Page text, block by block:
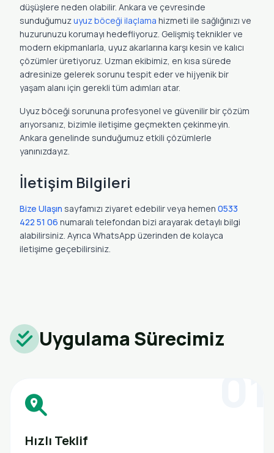
düşüşlere neden olabilir. Ankara ve çevresinde
sunduğumuzuyuz böceği ilaçlama hizmeti ile sağlığınızı ve
huzurunuzu korumayı hedefliyoruz. Gelişmiş teknikler ve
modern ekipmanlarla, uyuz akarlarına karşı kesin ve kalıcı
çözümler üretiyoruz. Uzman ekibimiz, en kısa sürede
adresinize gelerek sorunu tespit eder ve hijyenik bir
yaşam alanı için gerekli tüm adımları atar.
Uyuz böceği sorununa profesyonel ve güvenilir bir çözüm
arıyorsanız, bizimle iletişime geçmekten çekinmeyin.
Ankara genelinde sunduğumuz etkili çözümlerle
yanınızdayız.
İletişim Bilgileri
Bize Ulaşın sayfamızı ziyaret edebilir veya hemen 0533
422 51 06 numaralı telefondan bizi arayarak detaylı bilgi
alabilirsiniz. Ayrıca WhatsApp üzerinden de kolayca
iletişime geçebilirsiniz.
Uygulama Sürecimiz
Hızlı Teklif